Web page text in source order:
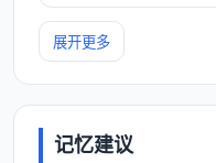
展开更多
记忆建议